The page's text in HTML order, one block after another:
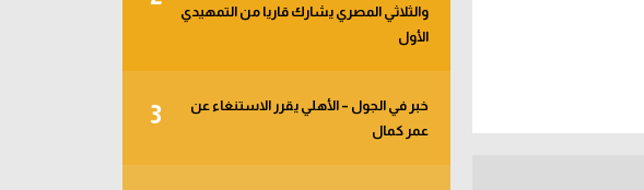
والثلاثي المصري يشارك قاريا من التمهيدي
الأول
3
خبر في الجول – الأهلي يقرر الاستنغاء عن
عمر كمال